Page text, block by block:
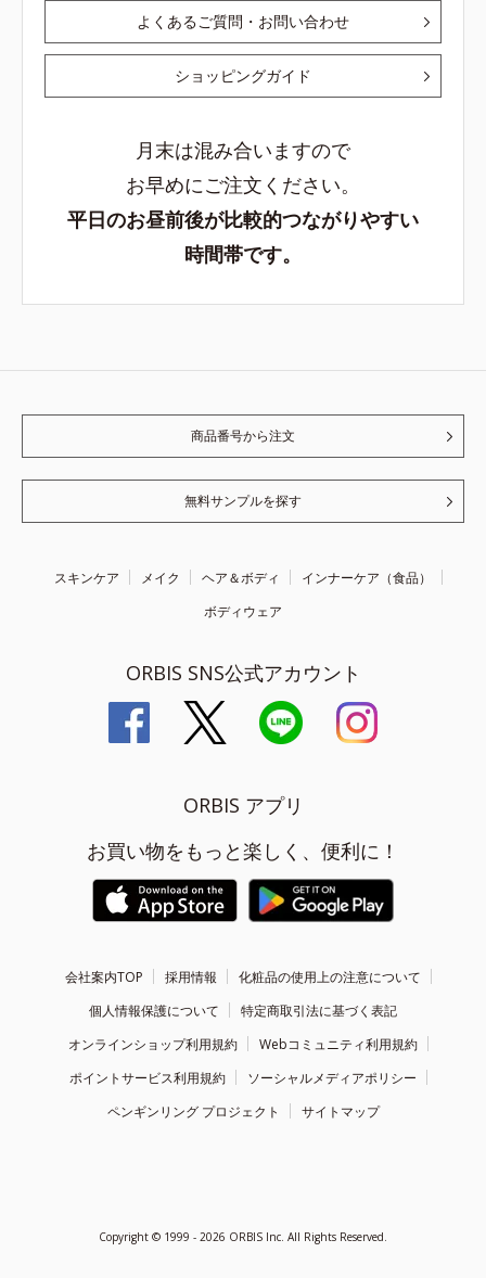
よくあるご質問・お問い合わせ
ショッピングガイド
月末は混み合いますので
お早めにご注文ください。
平日のお昼前後が比較的つながりやすい
時間帯です。
商品番号から注文
無料サンプルを探す
スキンケア メイク ヘア＆ボディ
インナーケア（食品）
ボディウェア
ORBIS SNS公式アカウント
ORBIS アプリ
お買い物をもっと楽しく、便利に！
会社案内TOP 採用情報
化粧品の使用上の注意について
個人情報保護について
特定商取引法に基づく表記
オンラインショップ利用規約
Webコミュニティ利用規約
ポイントサービス利用規約
ソーシャルメディアポリシー
ペンギンリング プロジェクト
サイトマップ
Copyright © 1999 - 2026 ORBIS Inc. All Rights Reserved.